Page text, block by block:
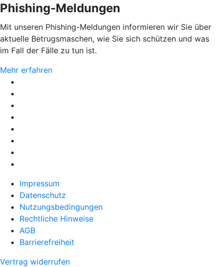
Phishing-Meldungen
Mit unseren Phishing-Meldungen informieren wir Sie über
aktuelle Betrugsmaschen, wie Sie sich schützen und was
im Fall der Fälle zu tun ist.
Mehr erfahren
Impressum
Datenschutz
Nutzungsbedingungen
Rechtliche Hinweise
AGB
Barrierefreiheit
Vertrag widerrufen